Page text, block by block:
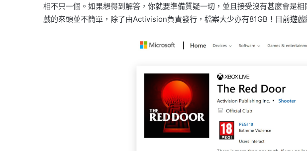
相不只一個。如果想得到解答，你就要準備質疑一切，並且接受沒有甚麼會是
戲的來頭並不簡單，除了由Activision負責發行，檔案大少亦有81GB！目前遊